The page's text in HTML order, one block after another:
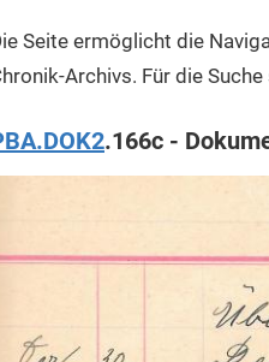
Seite ermöglicht die
Archivs. Für die Suche
.166c -